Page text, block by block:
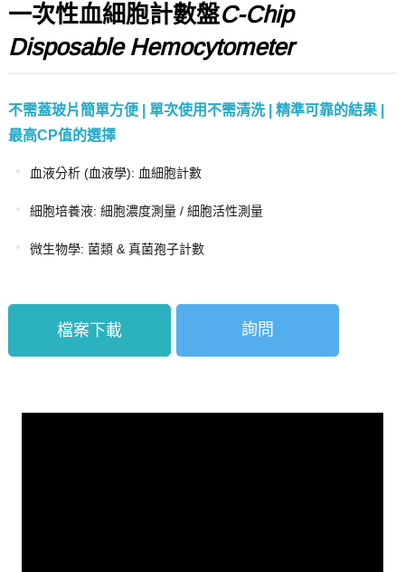
一次性血細胞計數盤C-Chip
Disposable Hemocytometer
不需蓋玻片簡單方便 | 單次使用不需清洗 | 精準可靠的結果 |
最高CP值的選擇
血液分析 (血液學): 血細胞計數
細胞培養液: 細胞濃度測量 / 細胞活性測量
微生物學: 菌類 & 真菌孢子計數
檔案下載 詢問